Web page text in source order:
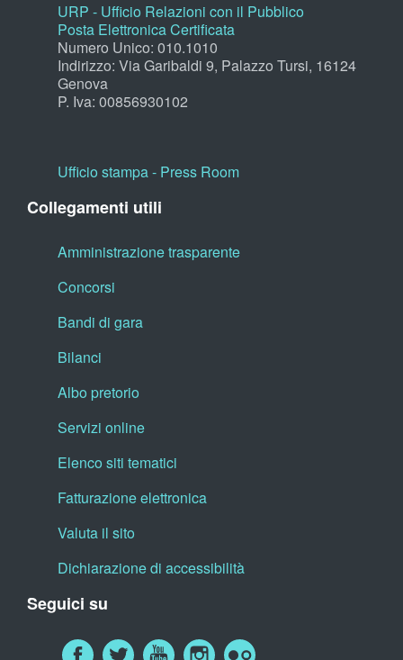
URP - Ufficio Relazioni con il Pubblico
Posta Elettronica Certificata
Numero Unico: 010.1010
Indirizzo: Via Garibaldi 9, Palazzo Tursi, 16124
Genova
P. Iva: 00856930102
Ufficio stampa - Press Room
Collegamenti utili
Amministrazione trasparente
Concorsi
Bandi di gara
Bilanci
Albo pretorio
Servizi online
Elenco siti tematici
Fatturazione elettronica
Valuta il sito
Dichiarazione di accessibilità
Seguici su